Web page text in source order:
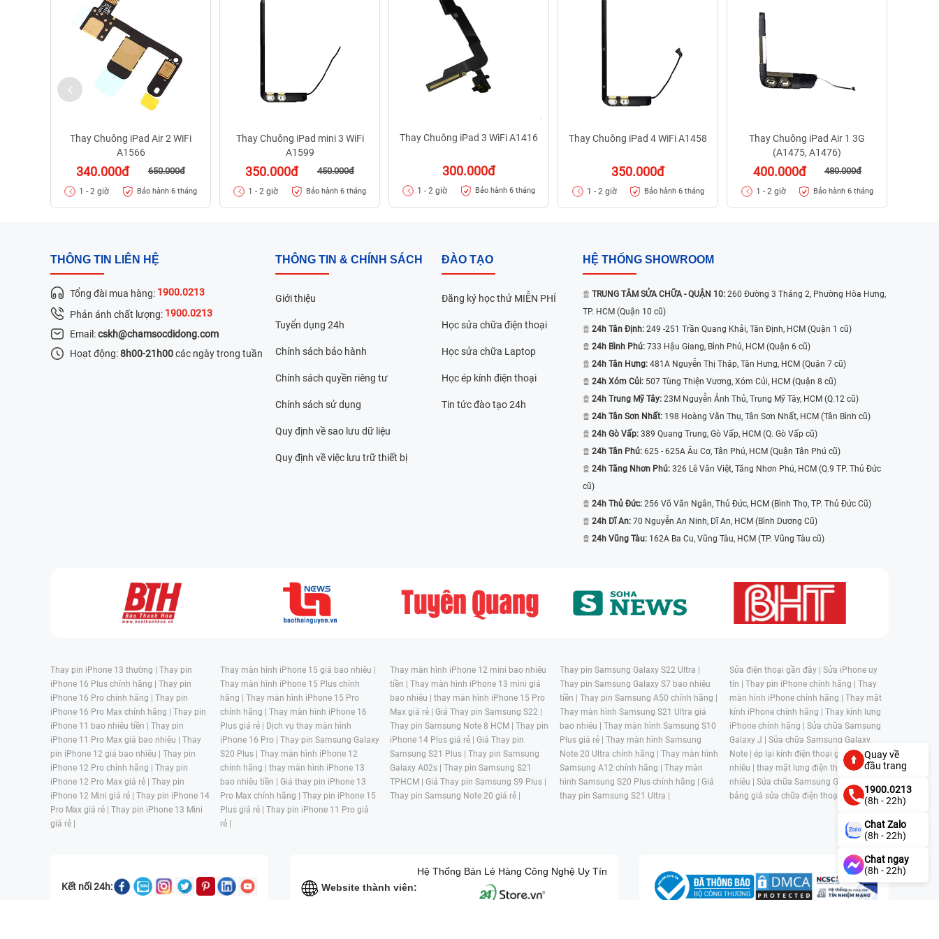
Thay Chuông iPad Air 2 WiFi
A1566
340.000đ 650.000đ
1 - 2 giờ Bảo hành 6 tháng
Thay Chuông iPad mini 3 WiFi
A1599
350.000đ 450.000đ
1 - 2 giờ Bảo hành 6 tháng
Thay Chuông iPad 3 WiFi A1416
300.000đ
1 - 2 giờ Bảo hành 6 tháng
Thay Chuông iPad 4 WiFi A1458
350.000đ
1 - 2 giờ Bảo hành 6 tháng
Thay Chuông iPad Air 1 3G
(A1475, A1476)
400.000đ 480.000đ
1 - 2 giờ Bảo hành 6 tháng
THÔNG TIN LIÊN HỆ
Tổng đài mua hàng: 1900.0213
Phản ánh chất lượng: 1900.0213
Email:cskh@chamsocdidong.com
Hoạt động:8h00-21h00các ngày trong tuần
THÔNG TIN & CHÍNH SÁCH
Giới thiệu
Tuyển dụng 24h
Chính sách bảo hành
Chính sách quyền riêng tư
Chính sách sử dụng
Quy định về sao lưu dữ liệu
Quy định về việc lưu trữ thiết bị
ĐÀO TẠO
Đăng ký học thử MIỄN PHÍ
Học sửa chữa điện thoại
Học sửa chữa Laptop
Học ép kính điện thoại
Tin tức đào tạo 24h
HỆ THỐNG SHOWROOM
TRUNG TÂM SỬA CHỮA - QUẬN 10: 260 Đường 3 Tháng 2, Phường Hòa Hưng,
TP. HCM (Quận 10 cũ)
24h Tân Định: 249 -251 Trần Quang Khải, Tân Định, HCM (Quận 1 cũ)
24h Bình Phú: 733 Hậu Giang, Bình Phú, HCM (Quận 6 cũ)
24h Tân Hưng: 481A Nguyễn Thị Thập, Tân Hưng, HCM (Quận 7 cũ)
24h Xóm Củi: 507 Tùng Thiện Vương, Xóm Củi, HCM (Quận 8 cũ)
24h Trung Mỹ Tây: 23M Nguyễn Ảnh Thủ, Trung Mỹ Tây, HCM (Q.12 cũ)
24h Tân Sơn Nhất: 198 Hoàng Văn Thụ, Tân Sơn Nhất, HCM (Tân Bình cũ)
24h Gò Vấp: 389 Quang Trung, Gò Vấp, HCM (Q. Gò Vấp cũ)
24h Tân Phú: 625 - 625A Âu Cơ, Tân Phú, HCM (Quận Tân Phú cũ)
24h Tăng Nhơn Phú: 326 Lê Văn Việt, Tăng Nhơn Phú, HCM (Q.9 TP. Thủ Đức
cũ)
24h Thủ Đức: 256 Võ Văn Ngân, Thủ Đức, HCM (Bình Thọ, TP. Thủ Đức Cũ)
24h Dĩ An: 70 Nguyễn An Ninh, Dĩ An, HCM (Bình Dương Cũ)
24h Vũng Tàu: 162A Ba Cu, Vũng Tàu, HCM (TP. Vũng Tàu cũ)
Thay pin iPhone 13 thường | Thay pin
iPhone 16 Plus chính hãng | Thay pin
iPhone 16 Pro chính hãng | Thay pin
iPhone 16 Pro Max chính hãng | Thay pin
iPhone 11 bao nhiêu tiền | Thay pin
iPhone 11 Pro Max giá bao nhiêu | Thay
pin iPhone 12 giá bao nhiêu | Thay pin
iPhone 12 Pro chính hãng | Thay pin
iPhone 12 Pro Max giá rẻ | Thay pin
iPhone 12 Mini giá rẻ | Thay pin iPhone 14
Pro Max giá rẻ | Thay pin iPhone 13 Mini
giá rẻ |
Thay màn hình iPhone 15 giá bao nhiêu |
Thay màn hình iPhone 15 Plus chính
hãng | Thay màn hình iPhone 15 Pro
chính hãng | Thay màn hình iPhone 16
Plus giá rẻ | Dịch vụ thay màn hình
iPhone 16 Pro | Thay pin Samsung Galaxy
S20 Plus | Thay màn hình iPhone 12
chính hãng | thay màn hình iPhone 13
bao nhiêu tiền | Giá thay pin iPhone 13
Pro Max chính hãng | Thay pin iPhone 15
Plus giá rẻ | Thay pin iPhone 11 Pro giá
rẻ |
Thay màn hình iPhone 12 mini bao nhiêu
tiền | Thay màn hình iPhone 13 mini giá
bao nhiêu | thay màn hình iPhone 15 Pro
Max giá rẻ | Giá Thay pin Samsung S22 |
Thay pin Samsung Note 8 HCM | Thay pin
iPhone 14 Plus giá rẻ | Giá Thay pin
Samsung S21 Plus | Thay pin Samsung
Galaxy A02s | Thay pin Samsung S21
TPHCM | Giá Thay pin Samsung S9 Plus |
Thay pin Samsung Note 20 giá rẻ |
Thay pin Samsung Galaxy S22 Ultra |
Thay pin Samsung Galaxy S7 bao nhiêu
tiền | Thay pin Samsung A50 chính hãng |
Thay màn hình Samsung S21 Ultra giá
bao nhiêu | Thay màn hình Samsung S10
Plus giá rẻ | Thay màn hình Samsung
Note 20 Ultra chính hãng | Thay màn hình
Samsung A12 chính hãng | Thay màn
hình Samsung S20 Plus chính hãng | Giá
thay pin Samsung S21 Ultra |
Sửa điện thoại gần đây | Sửa iPhone uy
tín | Thay pin iPhone chính hãng | Thay
màn hình iPhone chính hãng | Thay mặt
kính iPhone chính hãng | Thay kính lưng
iPhone chính hãng | Sửa chữa Samsung
Galaxy J | Sửa chữa Samsung Galaxy
Note | ép lại kính điện thoại giá bao
nhiêu | thay mặt lưng điện thoại giá bao
nhiêu | Sửa chữa Samsung Galaxy S |
bảng giá sửa chữa điện thoại samsung |
Kết nối 24h: Website thành viên:
Hệ Thống Bán Lẻ Hàng Công Nghệ Uy Tín
Quay về
đầu trang
1900.0213
(8h - 22h)
Chat Zalo
(8h - 22h)
Chat ngay
(8h - 22h)